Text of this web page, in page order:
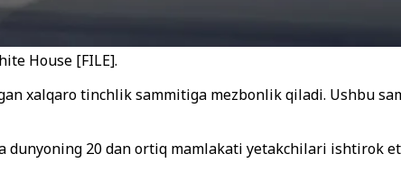
House [FILE].
xalqaro tinchlik sammitiga mezbonlik qiladi. Ushbu
20 dan ortiq mamlakati yetakchilari ishtirok